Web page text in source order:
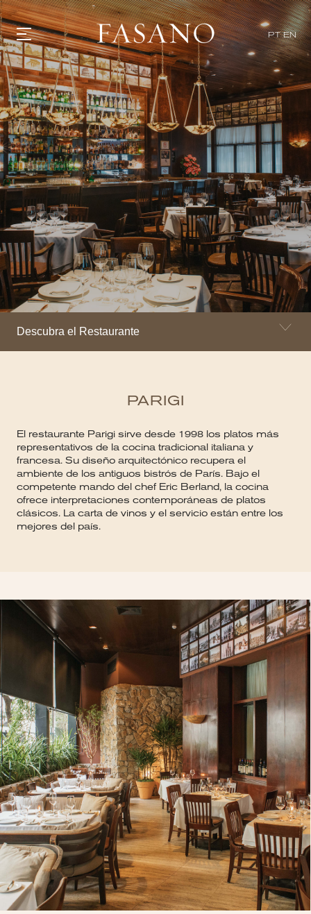
PT EN
GASTRONOMIA
HOTÉIS
EXPERIENCIAS
EVENTOS
VILLAS
TIENDA | SELEZIONE
DESCUBRIR
WHAT'S COOKING
CORRIERE
HISTORIA
SOSTENIBILIDAD
CONTACTO
Descubra el Restaurante
PARIGI
El restaurante Parigi sirve desde 1998 los platos más
representativos de la cocina tradicional italiana y
francesa. Su diseño arquitectónico recupera el
ambiente de los antiguos bistrós de París. Bajo el
competente mando del chef Eric Berland, la cocina
ofrece interpretaciones contemporáneas de platos
clásicos. La carta de vinos y el servicio están entre los
mejores del país.
x